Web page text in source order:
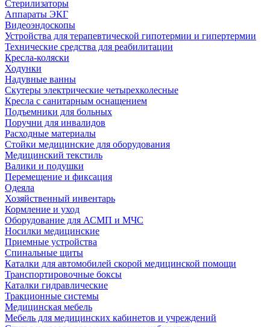
Стерилизаторы
Аппараты ЭКГ
Видеоэндоскопы
Устройства для терапевтической гипотермии и гипертермии
Технические средства для реабилитации
Кресла-коляски
Ходунки
Надувные ванны
Скутеры электрические четырехколесные
Кресла с санитарным оснащением
Подъемники для больных
Поручни для инвалидов
Расходные материалы
Стойки медицинские для оборудования
Медицинский текстиль
Валики и подушки
Перемещение и фиксация
Одеяла
Хозяйственный инвентарь
Кормление и уход
Оборудование для АСМП и МЧС
Носилки медицинские
Приемные устройства
Спинальные щиты
Каталки для автомобилей скорой медицинской помощи
Транспортировочные боксы
Каталки гидравлические
Тракционные системы
Медицинская мебель
Мебель для медицинских кабинетов и учреждений